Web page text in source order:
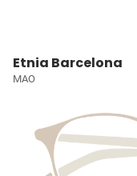
Etnia Barcelona
MAO